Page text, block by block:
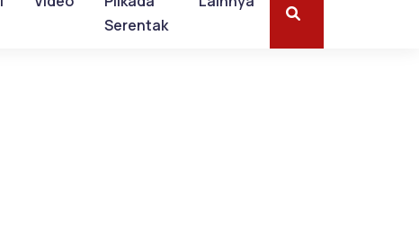
Serentak